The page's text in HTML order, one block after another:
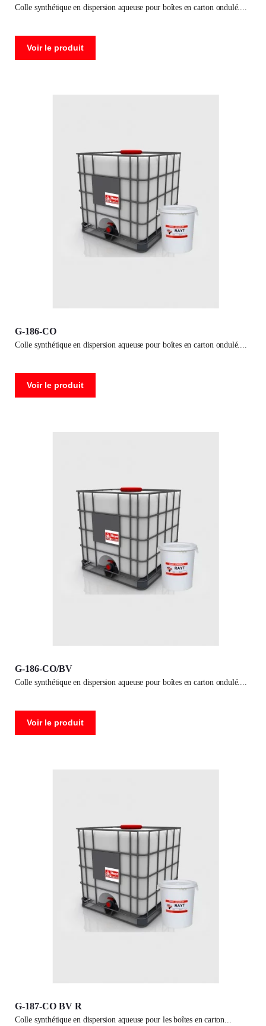
colle synthétique en dispersion aqueuse pour boîtes en carton ondulé.
Voir le produit
G-186-CO
colle synthétique en dispersion aqueuse pour boîtes en carton ondulé.
Voir le produit
G-186-CO/BV
colle synthétique en dispersion aqueuse pour boîtes en carton ondulé.
Voir le produit
G-187-CO BV R
colle synthétique en dispersion aqueuse pour les boîtes en carton